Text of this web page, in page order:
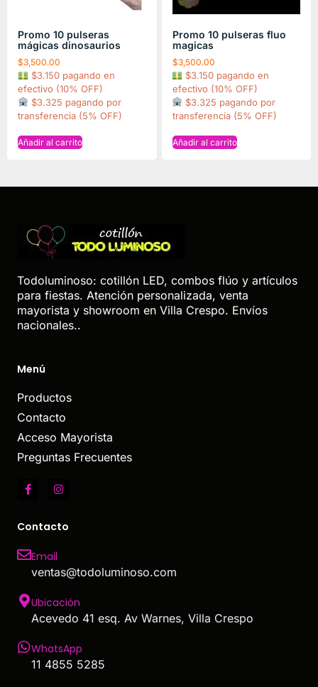
Promo 10 pulseras
mágicas dinosaurios
$3,500.00
$3.150 pagando en
efectivo (10% OFF)
$3.325 pagando por
transferencia (5% OFF)
Añadir al carrito
Promo 10 pulseras fluo
magicas
$3,500.00
$3.150 pagando en
efectivo (10% OFF)
$3.325 pagando por
transferencia (5% OFF)
Añadir al carrito
Todoluminoso: cotillón LED, combos flúo y artículos
para fiestas. Atención personalizada, venta
mayorista y showroom en Villa Crespo. Envíos
nacionales..
Menú
Productos
Contacto
Acceso Mayorista
Preguntas Frecuentes
Contacto
Email
ventas@todoluminoso.com
Ubicación
Acevedo 41 esq. Av Warnes, Villa Crespo
WhatsApp
11 4855 5285